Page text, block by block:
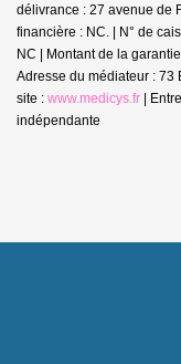
délivrance : 27 avenue de
financière : NC. | N° de
NC | Montant de la
Adresse du médiateur : 73
site : www.medicys.fr |
indépendante